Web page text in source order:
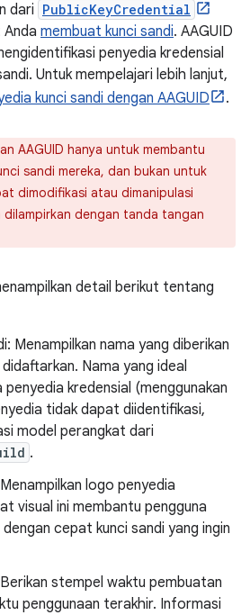
dari PublicKeyCredential
membuat kunci sandi. AAGUID
penyedia kredensial
Untuk mempelajari lebih lanjut,
kunci sandi dengan AAGUID .
AAGUID hanya untuk membantu
sandi mereka, dan bukan untuk
dimodifikasi atau dimanipulasi
dilampirkan dengan tanda tangan
detail berikut tentang
Menampilkan nama yang diberikan
Nama yang ideal
kredensial (menggunakan
tidak dapat diidentifikasi,
model perangkat dari
.
logo penyedia
visual ini membantu pengguna
cepat kunci sandi yang ingin
stempel waktu pembuatan
penggunaan terakhir. Informasi